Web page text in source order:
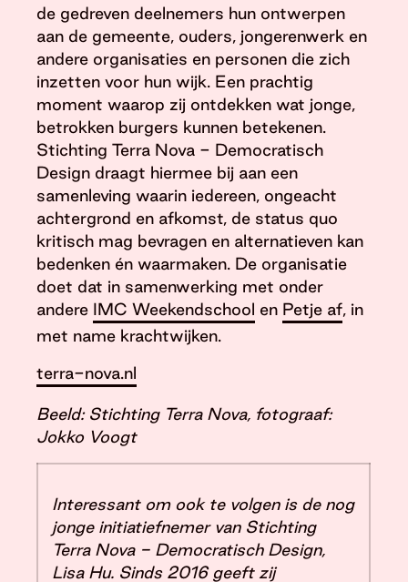
de gedreven deelnemers hun ontwerpen
aan de gemeente, ouders, jongerenwerk en
andere organisaties en personen die zich
inzetten voor hun wijk. Een prachtig
moment waarop zij ontdekken wat jonge,
betrokken burgers kunnen betekenen.
Stichting Terra Nova - Democratisch
Design draagt hiermee bij aan een
samenleving waarin iedereen, ongeacht
achtergrond en afkomst, de status quo
kritisch mag bevragen en alternatieven kan
bedenken én waarmaken. De organisatie
doet dat in samenwerking met onder
andere IMC Weekendschool en Petje af, in
met name krachtwijken.
terra-nova.nl
Beeld: Stichting Terra Nova, fotograaf:
Jokko Voogt
Interessant om ook te volgen is de nog
jonge initiatiefnemer van Stichting
Terra Nova - Democratisch Design,
Lisa Hu. Sinds 2016 geeft zij